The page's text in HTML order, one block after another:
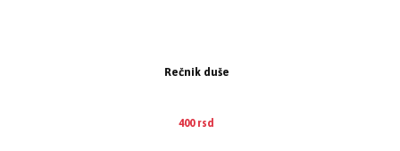
Rečnik duše
400 rsd